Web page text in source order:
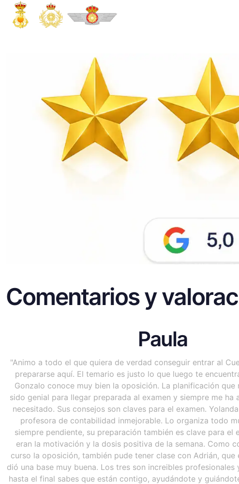
Comentarios y
Paula
"Animo a todo el que quiera de verdad conseguir entrar al
prepararse aquí. El temario es justo lo que luego te
Gonzalo conoce muy bien la oposición. La planificación que
sido genial para llegar preparada al examen y siempre me ha
necesitado. Sus consejos son claves para el examen.
profesora de contabilidad inmejorable. Lo organiza todo
siempre pendiente, su preparación también es clave para el
eran la motivación y la dosis positiva de la semana. Como
curso la oposición, también pude tener clase con Adrián,
dió una base muy buena. Los tres son increibles profesionales
hasta el final sabes que están contigo, ayudándote y